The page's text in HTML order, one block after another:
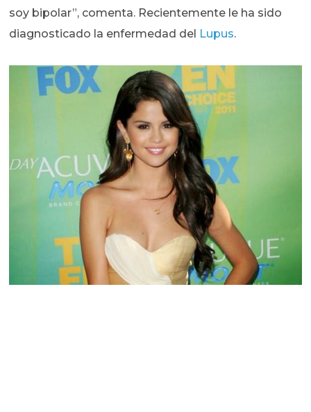
soy bipolar”, comenta. Recientemente le ha sido
diagnosticado la enfermedad del Lupus.